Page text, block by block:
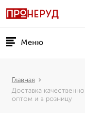
Меню
Главная
Доставка
оптом и в розницу